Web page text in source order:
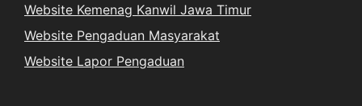
Website Kemenag Kanwil Jawa Timur
Website Pengaduan Masyarakat
Website Lapor Pengaduan